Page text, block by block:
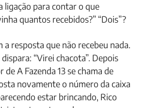
ligação para contar o que
quantos recebidos?” “Dois”?
a resposta que não recebeu nada.
“Virei chacota”. Depois
de A Fazenda 13 se chama de
novamente o número da caixa
estar brincando, Rico